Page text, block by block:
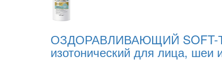
ОЗДОРАВЛИВАЮЩИЙ
изотонический для лица, шеи